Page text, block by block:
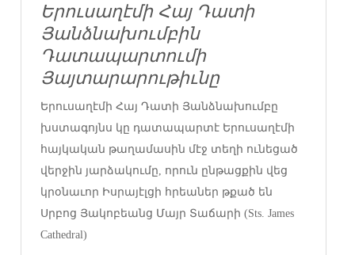
Երուսաղէմի Հայ Դատի
Յանձնախումբին
Դատապարտումի
Յայտարարութիւնը
Երուսաղէմի Հայ Դատի Յանձնախումբը
խստագոյնս կը դատապարտէ Երուսաղէմի
հայկական թաղամասին մէջ տեղի ունեցած
վերջին յարձակումը, որուն ընթացքին վեց
կրօնաւոր Իսրայէլցի հրեաներ թքած են
Սրբոց Յակոբեանց Մայր Տաճարի (Sts. James
Cathedral)